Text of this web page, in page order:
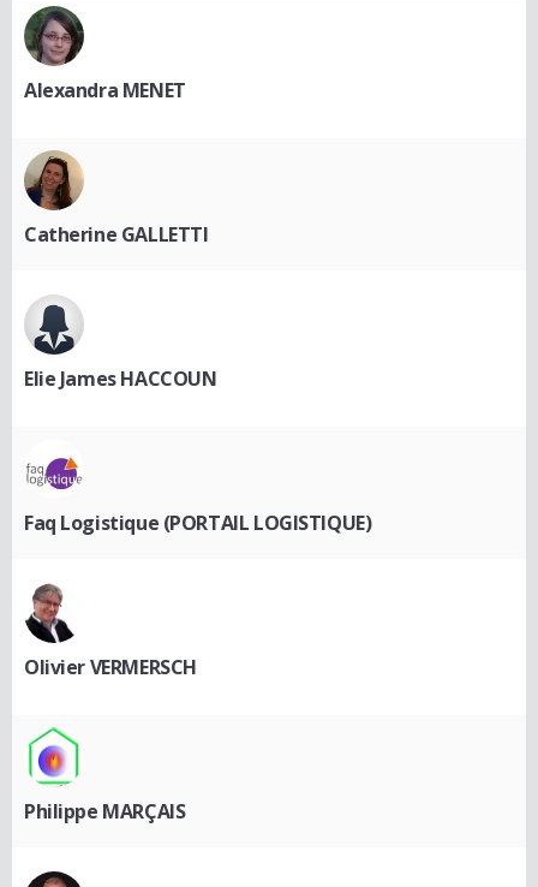
Alexandra MENET
Catherine GALLETTI
Elie James HACCOUN
Faq Logistique (PORTAIL LOGISTIQUE)
Olivier VERMERSCH
Philippe MARÇAIS